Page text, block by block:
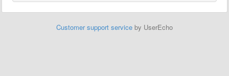
Customer support service by UserEcho